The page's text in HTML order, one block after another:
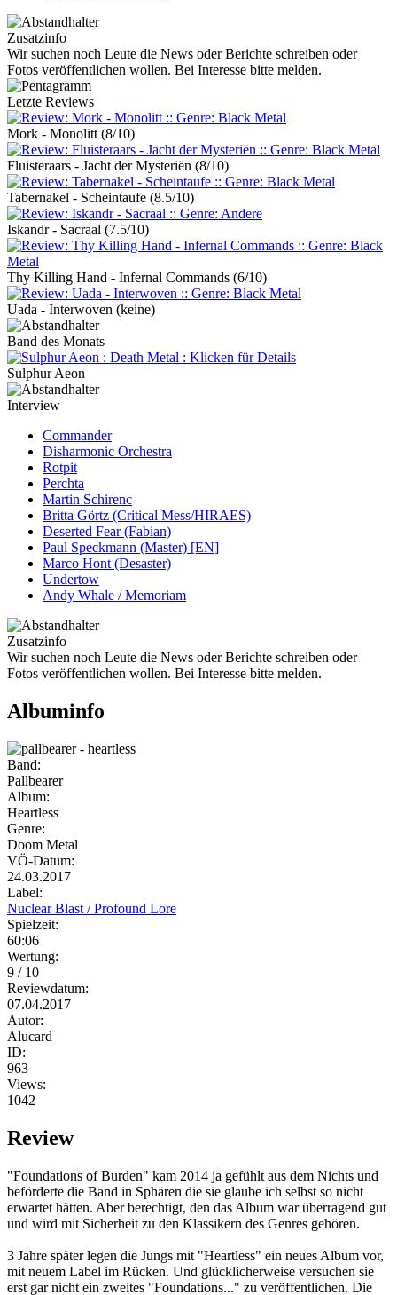
Zusatzinfo
Wir suchen noch Leute die News oder Berichte schreiben oder
Fotos veröffentlichen wollen. Bei Interesse bitte melden.
Letzte Reviews
Mork - Monolitt (8/10)
Fluisteraars - Jacht der Mysteriën (8/10)
Tabernakel - Scheintaufe (8.5/10)
Iskandr - Sacraal (7.5/10)
Thy Killing Hand - Infernal Commands (6/10)
Uada - Interwoven (keine)
Band des Monats
Sulphur Aeon
Interview
Commander
Disharmonic Orchestra
Rotpit
Perchta
Martin Schirenc
Britta Görtz (Critical Mess/HIRAES)
Deserted Fear (Fabian)
Paul Speckmann (Master) [EN]
Marco Hont (Desaster)
Undertow
Andy Whale / Memoriam
Zusatzinfo
Wir suchen noch Leute die News oder Berichte schreiben oder
Fotos veröffentlichen wollen. Bei Interesse bitte melden.
Albuminfo
Band:
Pallbearer
Album:
Heartless
Genre:
Doom Metal
VÖ-Datum:
24.03.2017
Label:
Nuclear Blast / Profound Lore
Spielzeit:
60:06
Wertung:
9 / 10
Reviewdatum:
07.04.2017
Autor:
Alucard
ID:
963
Views:
1042
Review
"Foundations of Burden" kam 2014 ja gefühlt aus dem Nichts und
beförderte die Band in Sphären die sie glaube ich selbst so nicht
erwartet hätten. Aber berechtigt, den das Album war überragend gut
und wird mit Sicherheit zu den Klassikern des Genres gehören.
3 Jahre später legen die Jungs mit "Heartless" ein neues Album vor,
mit neuem Label im Rücken. Und glücklicherweise versuchen sie
erst gar nicht ein zweites "Foundations..." zu veröffentlichen. Die